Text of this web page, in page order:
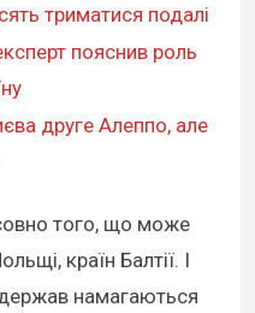
триматися подалі
пояснив роль
друге Алеппо, але
того, що може
країн Балтії. І
намагаються